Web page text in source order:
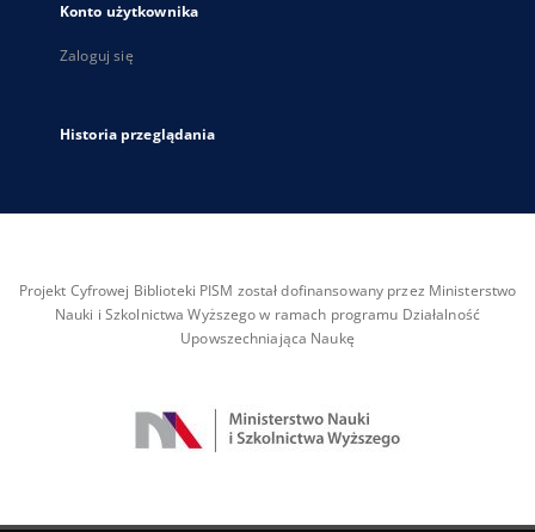
Konto użytkownika
Zaloguj się
Historia przeglądania
Projekt Cyfrowej Biblioteki PISM został dofinansowany przez Ministerstwo
Nauki i Szkolnictwa Wyższego w ramach programu Działalność
Upowszechniająca Naukę